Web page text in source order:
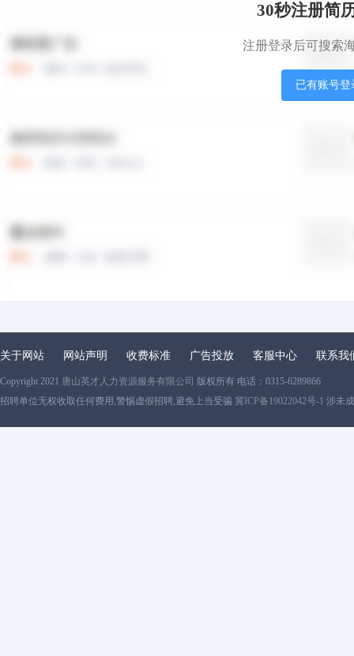
30秒注册简
注册登录后可搜索
已有账号登
关于网站 网站声明 收费标准 广告投放 客服中心 联系我
Copyright 2021 唐山英才人力资源服务有限公司 版权所有 电话：0315-6289866
招聘单位无权收取任何费用,警惕虚假招聘,避免上当受骗 冀ICP备19022042号-1 涉未